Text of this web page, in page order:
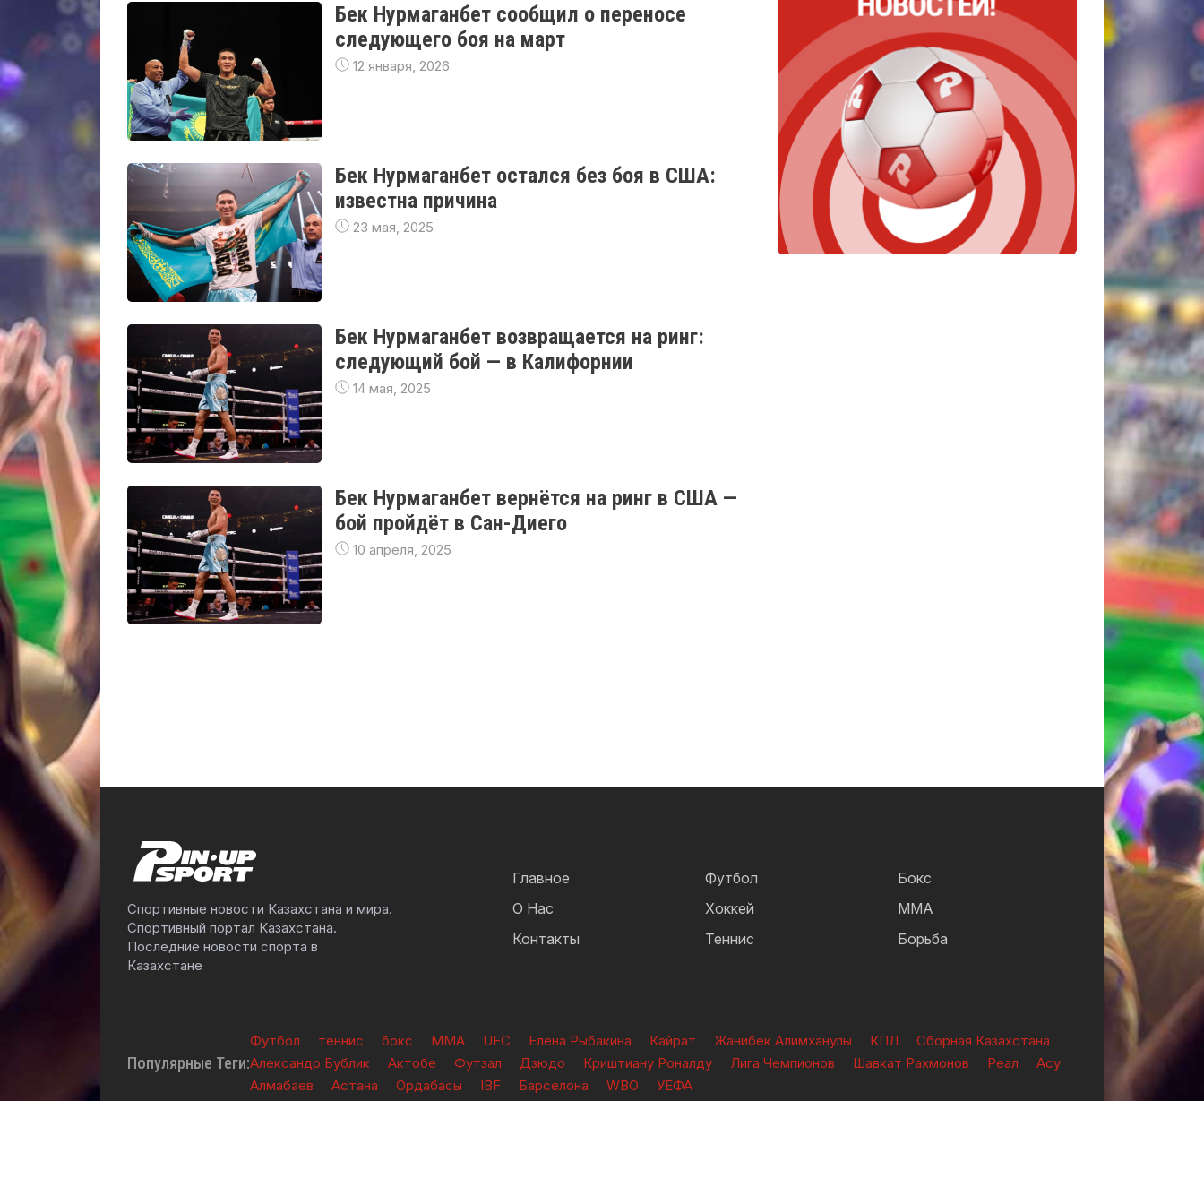
Бек Нурмаганбет сообщил о переносе
следующего боя на март
12 января, 2026
Бек Нурмаганбет остался без боя в США:
известна причина
23 мая, 2025
Бек Нурмаганбет возвращается на ринг:
следующий бой — в Калифорнии
14 мая, 2025
Бек Нурмаганбет вернётся на ринг в США —
бой пройдёт в Сан-Диего
10 апреля, 2025
Спортивные новости Казахстана и мира.
Спортивный портал Казахстана.
Последние новости спорта в
Казахстане
Главное
О Нас
Контакты
Футбол
Хоккей
Теннис
Бокс
ММА
Борьба
Популярные Теги:
Футбол теннис бокс ММА UFC Елена Рыбакина Кайрат Жанибек Алимханулы КПЛ
Сборная Казахстана
Александр Бублик
Актобе Футзал Дзюдо Криштиану Роналду Лига Чемпионов Шавкат Рахмонов Реал
Асу
Алмабаев
Астана Ордабасы IBF Барселона WBO УЕФА